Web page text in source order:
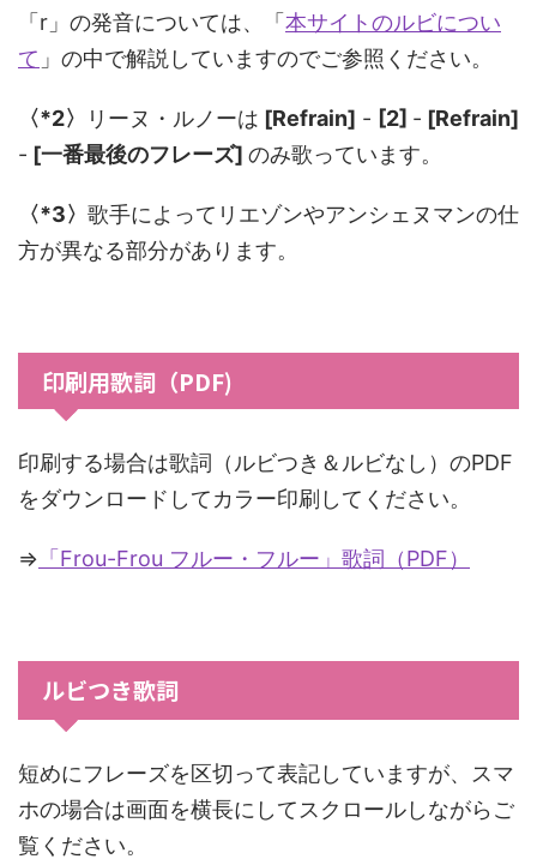
「r」の発音については、「 本サイトのルビについ
て 」の中で解説していますのでご参照ください。
〈*2〉 リーヌ・ルノーは [Refrain] - [2] - [Refrain]
- [一番最後のフレーズ] のみ歌っています。
〈*3〉 歌手によってリエゾンやアンシェヌマンの仕
方が異なる部分があります。
印刷用歌詞（PDF)
印刷する場合は歌詞（ルビつき＆ルビなし）のPDF
をダウンロードしてカラー印刷してください。
⇒ 「Frou-Frou フルー・フルー」歌詞（PDF）
ルビつき歌詞
短めにフレーズを区切って表記していますが、スマ
ホの場合は画面を横長にしてスクロールしながらご
覧ください。